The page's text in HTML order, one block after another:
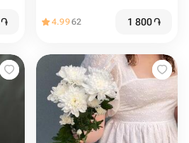
֏ 4.9962 1 800֏